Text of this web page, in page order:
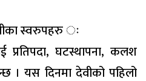
स्वरुपहरु ः
घटस्थापना, कलश
। यस दिनमा देवीको पहिलो